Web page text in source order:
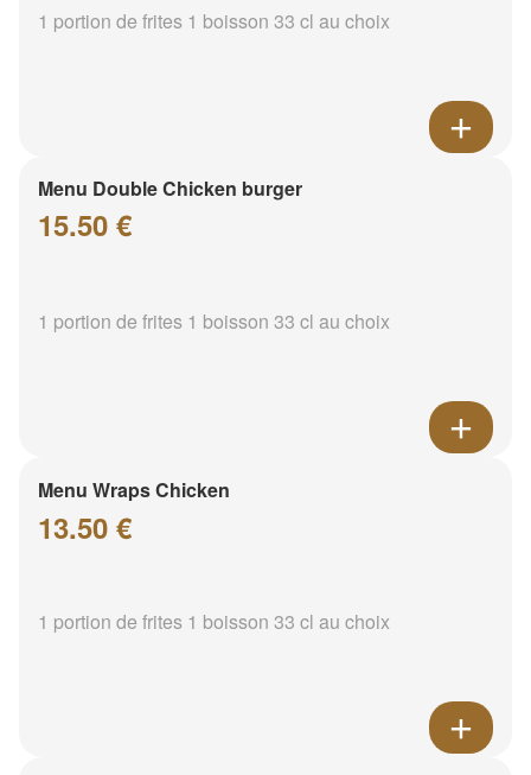
1 portion de frites 1 boisson 33 cl au choix
Menu Double Chicken burger
15.50 €
1 portion de frites 1 boisson 33 cl au choix
Menu Wraps Chicken
13.50 €
1 portion de frites 1 boisson 33 cl au choix